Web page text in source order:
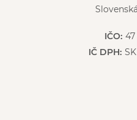
IČO:
IČ DPH: